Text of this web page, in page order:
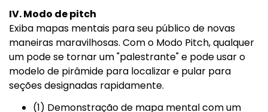
IV. Modo de pitch
Exiba mapas mentais para seu público de novas
maneiras maravilhosas. Com o Modo Pitch, qualquer
um pode se tornar um "palestrante" e pode usar o
modelo de pirâmide para localizar e pular para
seções designadas rapidamente.
(1) Demonstração de mapa mental com um